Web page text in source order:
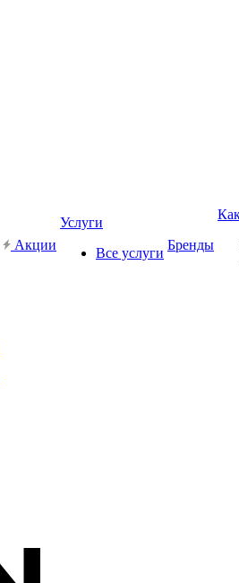
Акции
Услуги
Все услуги
Бренды